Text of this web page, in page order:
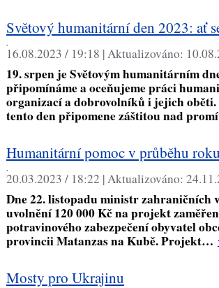
Světový humanitární den 2023: ať
,
16.08.2023 / 19:18 |Aktualizováno:
19. srpen je Světovým humanitárním
připomínáme a oceňujeme práci
organizací a dobrovolníků i jejich
tento den připomene záštitou nad
Humanitární pomoc v průběhu
,
20.03.2023 / 18:22 |Aktualizováno:
Dne 22. listopadu ministr zahraničních
uvolnění 120 000 Kč na projekt
potravinového zabezpečení obyvatel
provincii Matanzas na Kubě. Projekt…
Mosty pro Ukrajinu